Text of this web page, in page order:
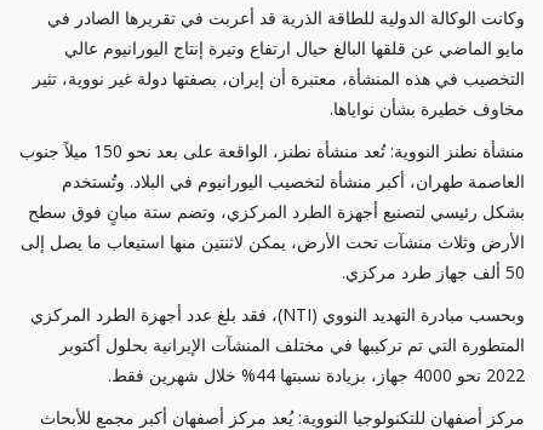
وكانت الوكالة الدولية للطاقة الذرية قد أعربت في تقريرها الصادر في
مايو الماضي عن قلقها البالغ حيال ارتفاع وتيرة إنتاج اليورانيوم عالي
التخصيب في هذه المنشأة، معتبرة أن إيران، بصفتها دولة غير نووية، تثير
مخاوف خطيرة بشأن نواياها.
منشأة نطنز النووية: تُعد منشأة نطنز، الواقعة على بعد نحو 150 ميلاً جنوب
العاصمة طهران، أكبر منشأة لتخصيب اليورانيوم في البلاد. وتُستخدم
بشكل رئيسي لتصنيع أجهزة الطرد المركزي، وتضم ستة مبانٍ فوق سطح
الأرض وثلاث منشآت تحت الأرض، يمكن لاثنتين منها استيعاب ما يصل إلى
50 ألف جهاز طرد مركزي.
وبحسب مبادرة التهديد النووي (NTI)، فقد بلغ عدد أجهزة الطرد المركزي
المتطورة التي تم تركيبها في مختلف المنشآت الإيرانية بحلول أكتوبر
2022 نحو 4000 جهاز، بزيادة نسبتها 44% خلال شهرين فقط.
مركز أصفهان للتكنولوجيا النووية: يُعد مركز أصفهان أكبر مجمع للأبحاث